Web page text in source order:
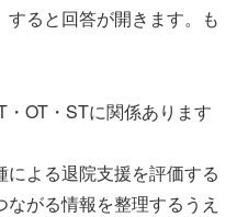
ると回答が開きます。も
OT・STに関係あります
よる退院支援を評価する
がる情報を整理するうえ